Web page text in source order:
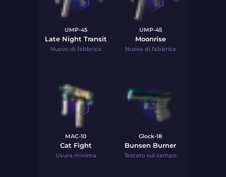
UMP-45
Late Night Transit
Nuovo di fabbrica
UMP-45
Moonrise
Nuovo di fabbrica
MAC-10
Cat Fight
Usura minima
Glock-18
Bunsen Burner
Testato sul campo